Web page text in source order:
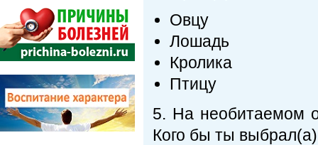
Овцу
Лошадь
Кролика
Птицу
5. На необитаемом
Кого бы ты